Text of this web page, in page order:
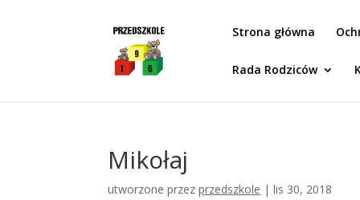
Strona główna
Rada Rodziców
Mikołaj
utworzone przezprzedszkole |lis 30, 2018